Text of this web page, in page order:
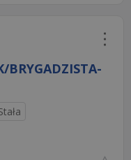
BRYGADZISTA-